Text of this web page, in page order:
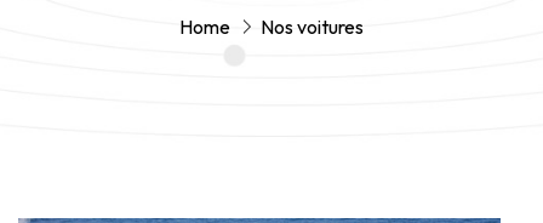
Home Nos voitures